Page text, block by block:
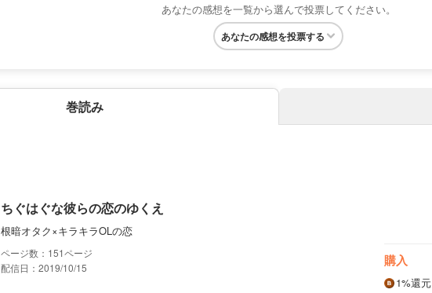
あなたの感想を一覧から選んで投票してください。
あなたの感想を投票する
巻読み
ちぐはぐな彼らの恋のゆくえ
根暗オタク×キラキラOLの恋
151
配信日：2019/10/15
購入
1%還元